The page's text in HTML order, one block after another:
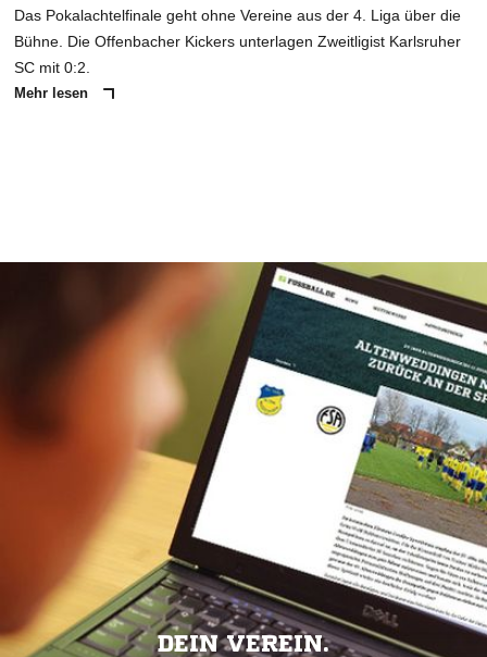
Das Pokalachtelfinale geht ohne Vereine aus der 4. Liga über die
Bühne. Die Offenbacher Kickers unterlagen Zweitligist Karlsruher
SC mit 0:2.
Mehr lesen
DEIN VEREIN.